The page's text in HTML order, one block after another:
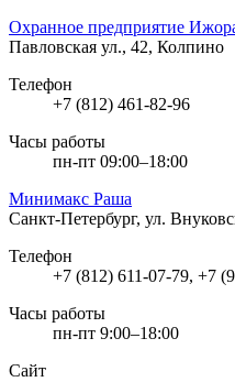
Охранное предприятие
Павловская ул., 42, Колпино
Телефон
+7 (812) 461-82-96
Часы работы
пн-пт 09:00–18:00
Минимакс Раша
Санкт-Петербург, ул.
Телефон
+7 (812) 611-07-79, +7
Часы работы
пн-пт 9:00–18:00
Сайт